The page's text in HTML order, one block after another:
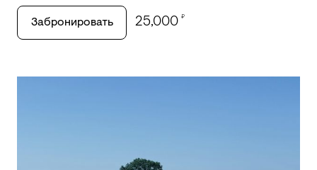
Забронировать 25,000 ₽